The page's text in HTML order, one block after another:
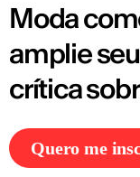
Moda
amplie
crítica
Quero me